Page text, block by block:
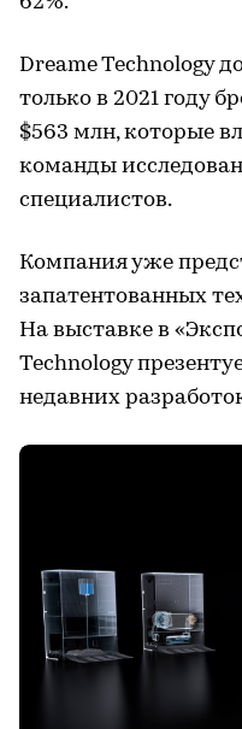
Dreame Technology
только в 2021 году
$563 млн, которые
команды
специалистов.
Компания уже
запатентованных
На выставке в
Technology
недавних